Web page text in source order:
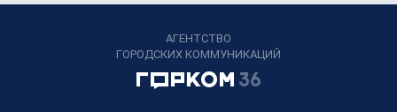
АГЕНТСТВО
ГОРОДСКИХ КОММУНИКАЦИЙ